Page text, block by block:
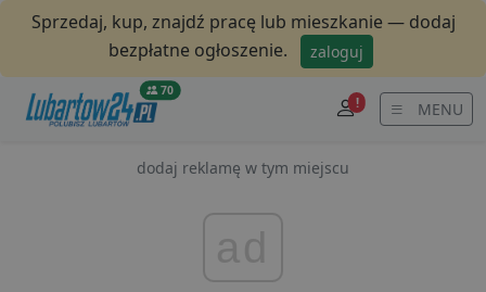
Sprzedaj, kup, znajdź pracę lub mieszkanie — dodaj
bezpłatne ogłoszenie.
zaloguj
70
! MENU
dodaj reklamę w tym miejscu